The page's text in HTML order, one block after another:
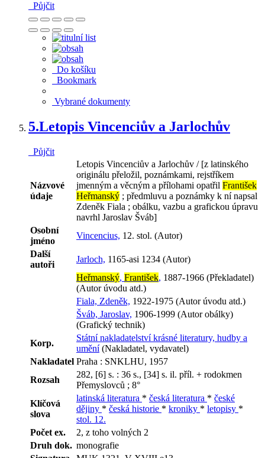
Půjčit
Do košíku
Bookmark
Vybrané dokumenty
5.Letopis Vincenciův a Jarlochův
Půjčit
Názvové
údaje
Letopis Vincenciův a Jarlochův / [z latinského
originálu přeložil, poznámkami, rejstříkem
jmenným a věcným a přílohami opatřil František
Heřmanský ; předmluvu a poznámky k ní napsal
Zdeněk Fiala ; obálku, vazbu a grafickou úpravu
navrhl Jaroslav Šváb]
Osobní
jméno
Vincencius, 12. stol. (Autor)
Další
autoři
Jarloch, 1165-asi 1234 (Autor)
Heřmanský, František, 1887-1966 (Překladatel)
(Autor úvodu atd.)
Fiala, Zdeněk, 1922-1975 (Autor úvodu atd.)
Šváb, Jaroslav, 1906-1999 (Autor obálky)
(Grafický technik)
Korp.
Státní nakladatelství krásné literatury, hudby a
umění(Nakladatel, vydavatel)
Nakladatel Praha : SNKLHU, 1957
Rozsah
282, [6] s. : 36 s., [34] s. il. příl. + rodokmen
Přemyslovců ; 8°
Klíčová
slova
latinská literatura * česká literatura * české
dějiny * česká historie * kroniky * letopisy *
stol. 12.
Počet ex.
2, z toho volných 2
Druh dok. monografie